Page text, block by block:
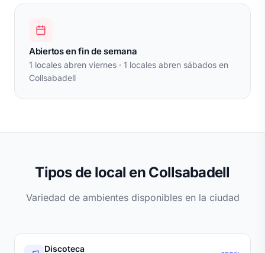
Abiertos en fin de semana
1 locales abren viernes · 1 locales abren sábados en
Collsabadell
Tipos de local en Collsabadell
Variedad de ambientes disponibles en la ciudad
Discoteca